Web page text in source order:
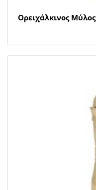
Ορειχάλκινος